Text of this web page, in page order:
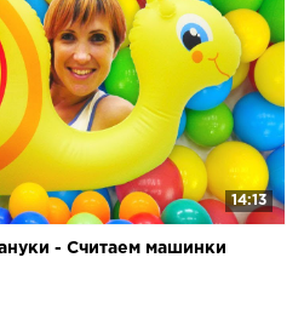
14:13
- Считаем машинки